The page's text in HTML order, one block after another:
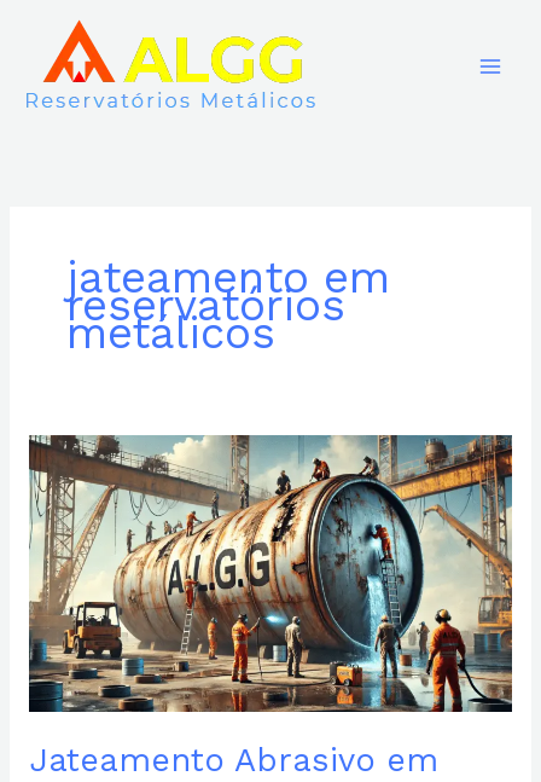
conteúdo
jateamento em
reservatórios
metálicos
Jateamento Abrasivo em
Jateamento
Abrasivo
em
Caixas
D’Água
Metálicas:
Benefícios
e
Considerações